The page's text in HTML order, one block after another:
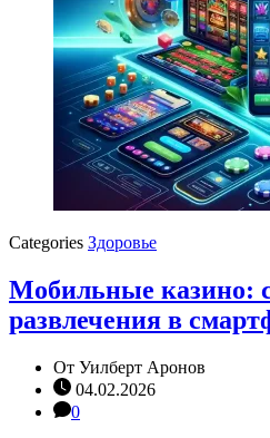
Categories Здоровье
Мобильные казино:
развлечения в
От Уилберт Аронов
04.02.2026
0